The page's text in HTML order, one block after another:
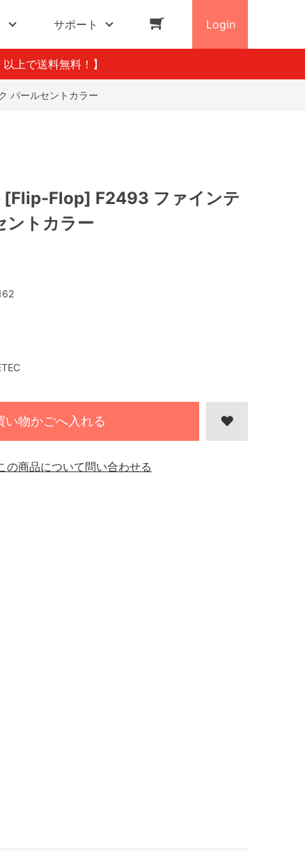
サポート Login
以上で送料無料！】
パールセントカラー
[Flip-Flop] F2493 ファインテ
ントカラー
い物かごへ入れる
の商品について問い合わせる